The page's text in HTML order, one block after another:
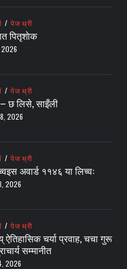
/ पेज थ्री
पितृशाेक
2026
/ पेज थ्री
– छ लिसे, साइँली
2026
/ पेज थ्री
अवार्ड ११४६ या लिच्वः
2026
/ पेज थ्री
ऐतिहासिक चर्या प्रवाह, चचा गुरू
सम्मानीत
2026